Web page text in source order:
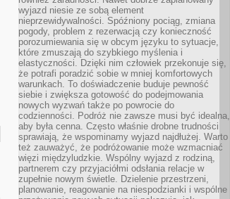
wyjazd niesie ze sobą element
nieprzewidywalności. Spóźniony pociąg, zmiana
pogody, problem z rezerwacją czy konieczność
porozumiewania się w obcym języku to sytuacje,
które zmuszają do szybkiego myślenia i
elastyczności. Dzięki nim człowiek przekonuje się,
że potrafi poradzić sobie w mniej komfortowych
warunkach. To doświadczenie buduje pewność
siebie i zwiększa gotowość do podejmowania
nowych wyzwań także po powrocie do
codzienności. Podróż nie zawsze musi być idealna,
aby była cenna. Często właśnie drobne trudności
sprawiają, że wspominamy wyjazd najdłużej. Warto
też zauważyć, że podróżowanie może wzmacniać
więzi międzyludzkie. Wspólny wyjazd z rodziną,
partnerem czy przyjaciółmi odsłania relacje w
zupełnie nowym świetle. Dzielenie przestrzeni,
planowanie, reagowanie na niespodzianki i wspólne